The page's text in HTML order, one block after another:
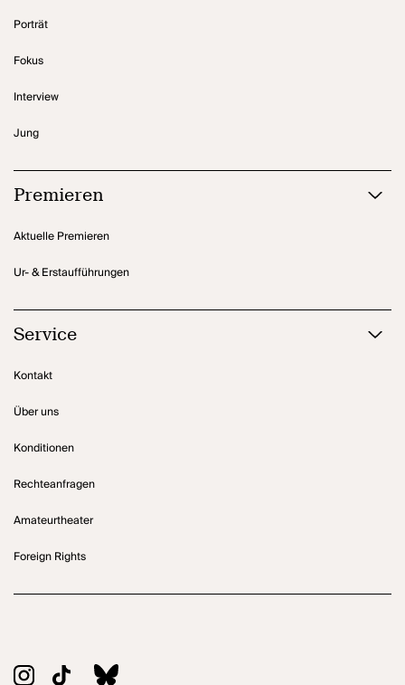
Porträt
Fokus
Interview
Jung
Premieren
Aktuelle Premieren
Ur- & Erstaufführungen
Service
Kontakt
Über uns
Konditionen
Rechteanfragen
Amateurtheater
Foreign Rights